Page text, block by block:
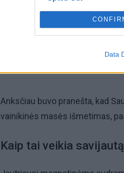
Data
Pelių ir
Anksčiau buvo pranešta, kad
vainikinės masės išmetimas,
Kaip tai veikia